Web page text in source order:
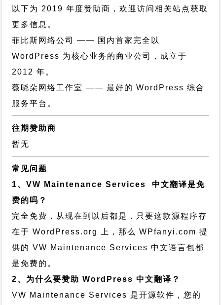
以下为 2019 年度赞助商，欢迎访问相关站点获取
更多信息。
菲比斯网络公司
—— 国内首家完全以
WordPress 为核心业务的商业公司，成立于
2012 年。
薇晓朵网络工作室 —— 最好的 WordPress 综合
服务平台。
往期赞助商
暂无
常见问题
1、VW Maintenance Services 中文翻译是免
费的吗？
完全免费，从现在到以后都是，只要这款源程序存
在于 WordPress.org 上，那么 WPfanyi.com 提
供的 VW Maintenance Services 中文语言包都
是免费的。
2、为什么要赞助 WordPress 中文翻译？
VW Maintenance Services 是开源软件，您的